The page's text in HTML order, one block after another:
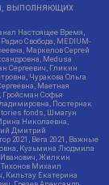
выполняющих
Настоящее Время,
Свобода, MEDIUM-
Маркелов Сергей
Medusa
Сергеевич, Гликин
Чуракова Ольга
Маетная
Гройсман Софья
Постернак
fonds, Шмагун
Николаевна,
Дмитрий
2021, Вега 2021, Важные
Кузьмина Людмила
Иванович, Жилкин
Михаил
Кильтау Екатерина